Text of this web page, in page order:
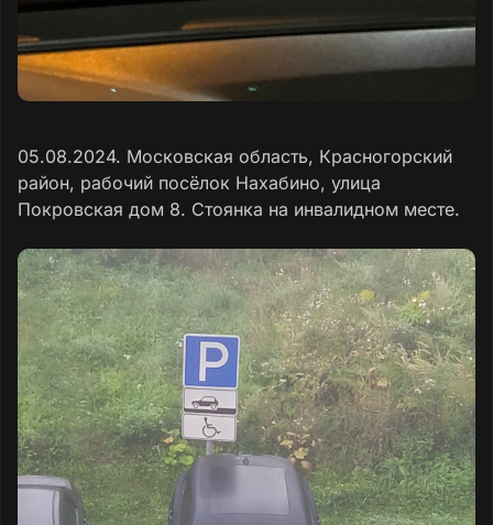
05.08.2024. Московская область, Красногорский
район, рабочий посёлок Нахабино, улица
Покровская дом 8. Стоянка на инвалидном месте.